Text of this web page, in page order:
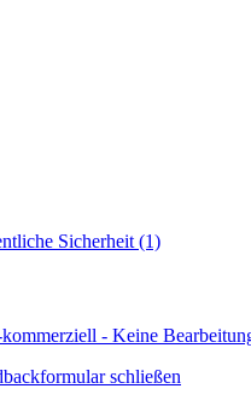
Sicherheit (1)
- Keine